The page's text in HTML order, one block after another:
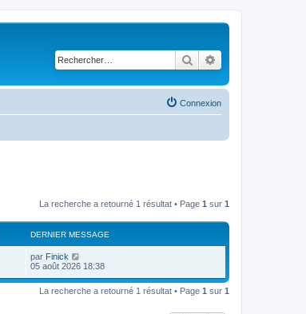
Rechercher
Connexion
La recherche a retourné 1 résultat • Page 1 sur 1
DERNIER MESSAGE
par Finick
05 août 2026 18:38
La recherche a retourné 1 résultat • Page 1 sur 1